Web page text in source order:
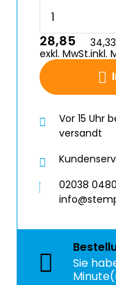
28,85
exkl. MwSt.
34,33
inkl.
Vor 15 Uhr
versandt
02038
Sie